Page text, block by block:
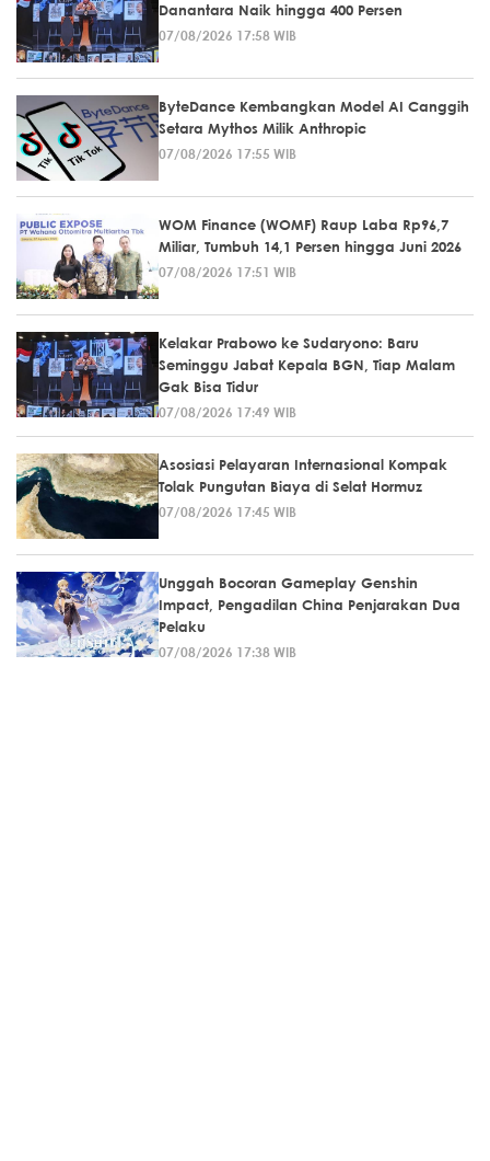
Danantara Naik hingga 400 Persen
07/08/2026 17:58 WIB
ByteDance Kembangkan Model AI Canggih
Setara Mythos Milik Anthropic
07/08/2026 17:55 WIB
WOM Finance (WOMF) Raup Laba Rp96,7
Miliar, Tumbuh 14,1 Persen hingga Juni 2026
07/08/2026 17:51 WIB
Kelakar Prabowo ke Sudaryono: Baru
Seminggu Jabat Kepala BGN, Tiap Malam
Gak Bisa Tidur
07/08/2026 17:49 WIB
Asosiasi Pelayaran Internasional Kompak
Tolak Pungutan Biaya di Selat Hormuz
07/08/2026 17:45 WIB
Unggah Bocoran Gameplay Genshin
Impact, Pengadilan China Penjarakan Dua
Pelaku
07/08/2026 17:38 WIB